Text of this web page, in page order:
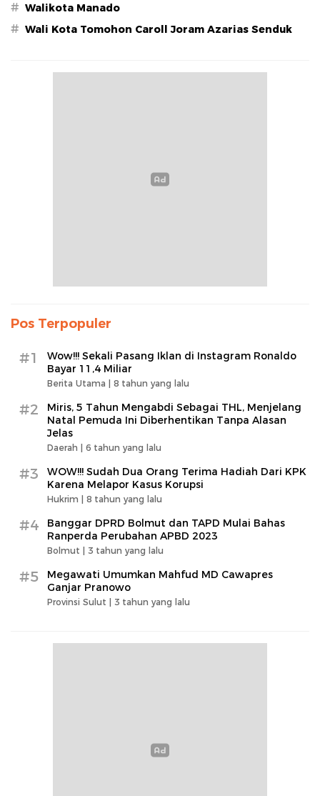
# Walikota Manado
# Wali Kota Tomohon Caroll Joram Azarias Senduk
Pos Terpopuler
#1
Wow!!! Sekali Pasang Iklan di Instagram Ronaldo
Bayar 11,4 Miliar
Berita Utama | 8 tahun yang lalu
#2
Miris, 5 Tahun Mengabdi Sebagai THL, Menjelang
Natal Pemuda Ini Diberhentikan Tanpa Alasan
Jelas
Daerah | 6 tahun yang lalu
#3
WOW!!! Sudah Dua Orang Terima Hadiah Dari KPK
Karena Melapor Kasus Korupsi
Hukrim | 8 tahun yang lalu
#4
Banggar DPRD Bolmut dan TAPD Mulai Bahas
Ranperda Perubahan APBD 2023
Bolmut | 3 tahun yang lalu
#5
Megawati Umumkan Mahfud MD Cawapres
Ganjar Pranowo
Provinsi Sulut | 3 tahun yang lalu